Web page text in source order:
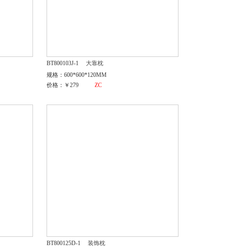
BT800103J-1
大靠枕
规格：600*600*120MM
价格：￥279
ZC
BT800125D-1
装饰枕